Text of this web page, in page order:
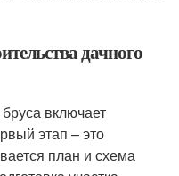
дачного
включает
этап – это
план и схема